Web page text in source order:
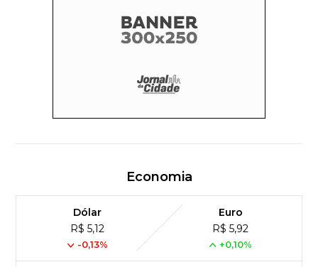
Economia
Dólar
R$ 5,12
-0,13%
Euro
R$ 5,92
+0,10%